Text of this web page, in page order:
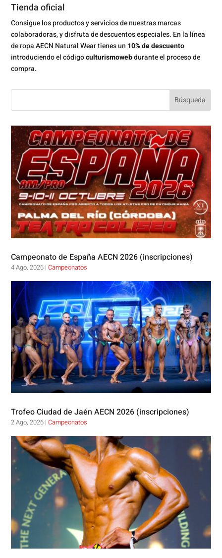
Tienda oficial
Consigue los productos y servicios de nuestras marcas
colaboradoras, y disfruta de descuentos especiales. En la línea
de ropa AECN Natural Wear tienes un 10% de descuento
introduciendo el códigoculturismowebdurante el proceso de
compra.
Campeonato de España AECN 2026 (inscripciones)
4 Ago, 2026 |Campeonatos
Trofeo Ciudad de Jaén AECN 2026 (inscripciones)
2 Ago, 2026 |Campeonatos